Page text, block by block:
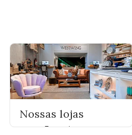
Nossas lojas
Encontre uma